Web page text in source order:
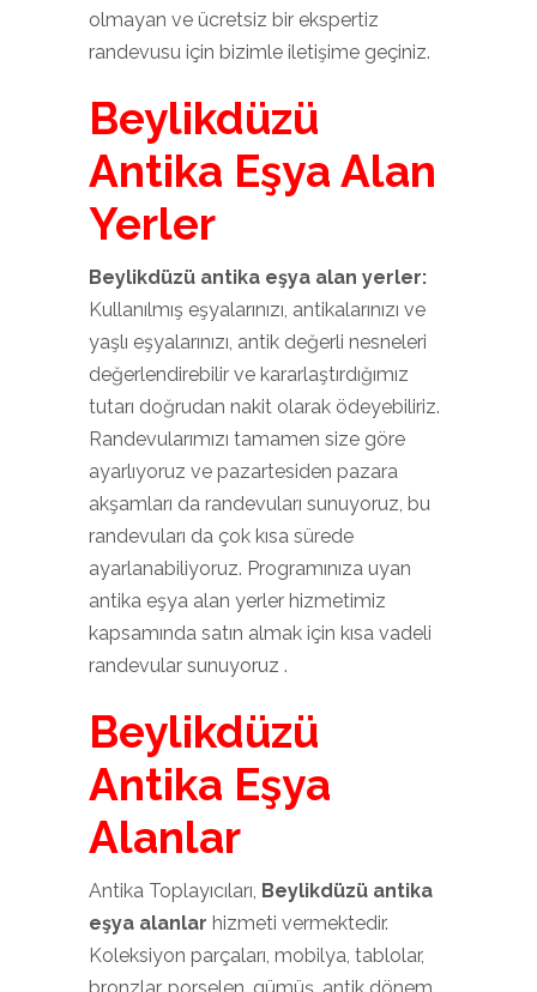
olmayan ve ücretsiz bir ekspertiz
randevusu için bizimle iletişime geçiniz.
Beylikdüzü
Antika Eşya Alan
Yerler
Beylikdüzü antika eşya alan yerler:
Kullanılmış eşyalarınızı, antikalarınızı ve
yaşlı eşyalarınızı, antik değerli nesneleri
değerlendirebilir ve kararlaştırdığımız
tutarı doğrudan nakit olarak ödeyebiliriz.
Randevularımızı tamamen size göre
ayarlıyoruz ve pazartesiden pazara
akşamları da randevuları sunuyoruz, bu
randevuları da çok kısa sürede
ayarlanabiliyoruz. Programınıza uyan
antika eşya alan yerler hizmetimiz
kapsamında satın almak için kısa vadeli
randevular sunuyoruz .
Beylikdüzü
Antika Eşya
Alanlar
Antika Toplayıcıları, Beylikdüzü antika
eşya alanlar hizmeti vermektedir.
Koleksiyon parçaları, mobilya, tablolar,
bronzlar, porselen, gümüş, antik dönem